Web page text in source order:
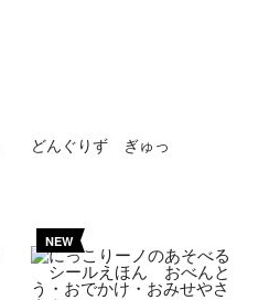
どんぐりず ぎゅっ
NEW